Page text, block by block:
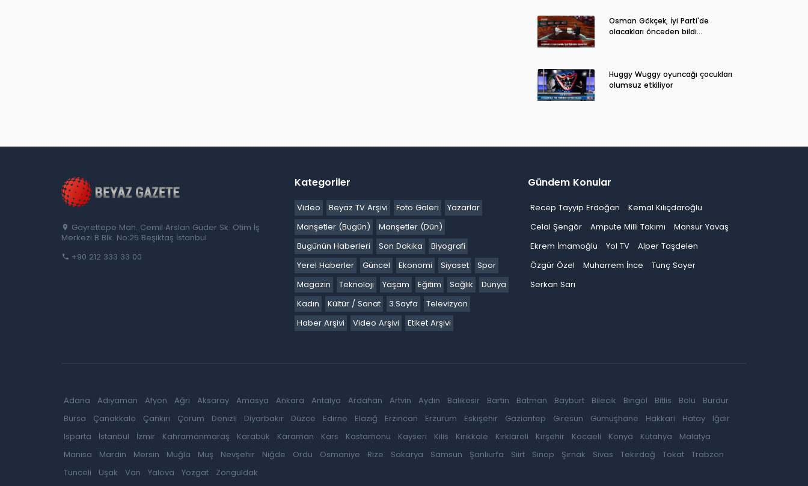
Osman Gökçek, İyi Parti'de
olacakları önceden bildi...
Huggy Wuggy oyuncağı çocukları
olumsuz etkiliyor
Gayrettepe Mah. Cemil Arslan Güder Sk. Otim İş
Merkezi B Blk. No:25 Beşiktaş İstanbul
+90 212 333 33 00
Kategoriler
Video Beyaz TV Arşivi Foto Galeri
Yazarlar
Manşetler (Bugün)
Manşetler (Dün)
Bugünün Haberleri
Son Dakika
Biyografi
Yerel Haberler
Güncel Ekonomi Siyaset
Spor
Magazin
Teknoloji Yaşam Eğitim Sağlık
Dünya
Kadın
Kültür / Sanat 3.Sayfa
Televizyon
Haber Arşivi
Video Arşivi Etiket Arşivi
Gündem Konular
Recep Tayyip Erdoğan
Kemal Kılıçdaroğlu
Celal Şengör
Ampute Milli Takımı
Mansur Yavaş
Ekrem İmamoğlu
Yol TV
Alper Taşdelen
Özgür Özel
Muharrem İnce
Tunç Soyer
Serkan Sarı
Adana Adıyaman Afyon Ağrı Aksaray Amasya Ankara Antalya Ardahan Artvin Aydın Balıkesir Bartın Batman Bayburt Bilecik Bingöl Bitlis Bolu
Burdur
Bursa
Çanakkale Çankırı Çorum Denizli Diyarbakır Düzce Edirne Elazığ Erzincan Erzurum Eskişehir Gaziantep Giresun Gümüşhane Hakkari Hatay
Iğdır
Isparta
İstanbul İzmir Kahramanmaraş Karabük Karaman Kars Kastamonu Kayseri Kilis Kırıkkale Kırklareli Kırşehir Kocaeli Konya Kütahya
Malatya
Manisa
Mardin Mersin Muğla Muş Nevşehir Niğde Ordu Osmaniye Rize Sakarya Samsun Şanlıurfa Siirt Sinop Şırnak Sivas Tekirdağ Tokat
Trabzon
Tunceli
Uşak Van Yalova Yozgat Zonguldak